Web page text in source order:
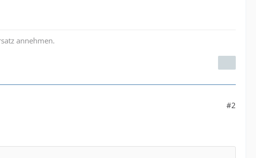
annehmen.
#2